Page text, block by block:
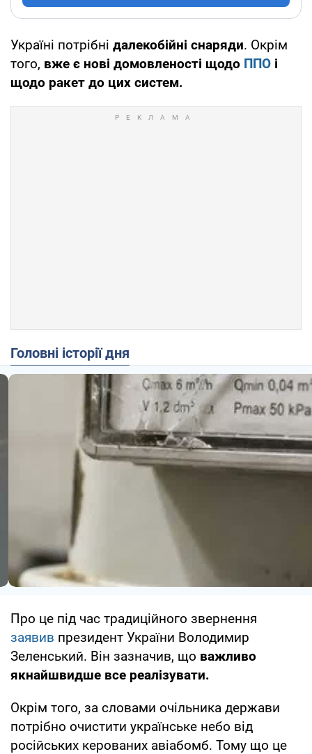
Україні потрібні далекобійні снаряди. Окрім
того, вже є нові домовленості щодо ППО і
щодо ракет до цих систем.
Головні історії дня
Про це під час традиційного звернення
заявив президент України Володимир
Зеленський. Він зазначив, що важливо
якнайшвидше все реалізувати.
Окрім того, за словами очільника держави
потрібно очистити українське небо від
російських керованих авіабомб. Тому що це